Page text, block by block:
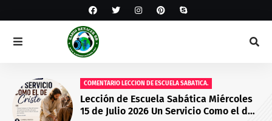
COMENTARIO LECCION DE ESCUELA SABATICA.
Lección de Escuela Sabática Miércoles
15 de Julio 2026 Un Servicio Como el de